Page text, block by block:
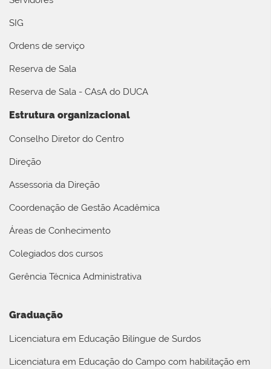
SIG
Ordens de serviço
Reserva de Sala
Reserva de Sala - CAsA do DUCA
Estrutura organizacional
Conselho Diretor do Centro
Direção
Assessoria da Direção
Coordenação de Gestão Acadêmica
Áreas de Conhecimento
Colegiados dos cursos
Gerência Técnica Administrativa
Graduação
Licenciatura em Educação Bilíngue de Surdos
Licenciatura em Educação do Campo com habilitação em